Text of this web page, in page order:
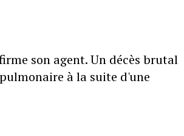
son agent. Un décès brutal
à la suite d'une